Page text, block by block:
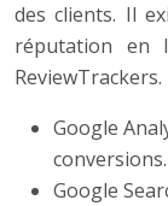
des clients. Il
réputation en
ReviewTrackers.
Google
conversions.
Google